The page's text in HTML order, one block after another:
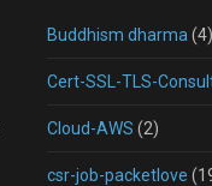
Buddhism dharma (4)
Cert-SSL-TLS-
Cloud-AWS (2)
csr-job-packetlove